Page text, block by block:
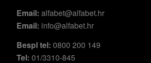
Email: alfabet@alfabet.hr
Email: info@alfabet.hr
Bespl tel: 0800 200 149
Tel: 01/3310-845